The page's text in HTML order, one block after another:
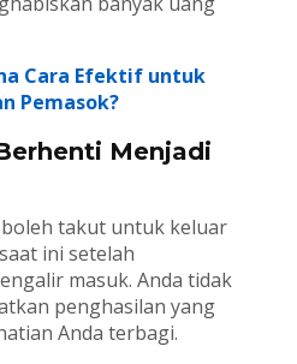
Cara Efektif untuk
Pemasok?
Menjadi
takut untuk keluar
ini setelah
masuk. Anda tidak
penghasilan yang
Anda terbagi.